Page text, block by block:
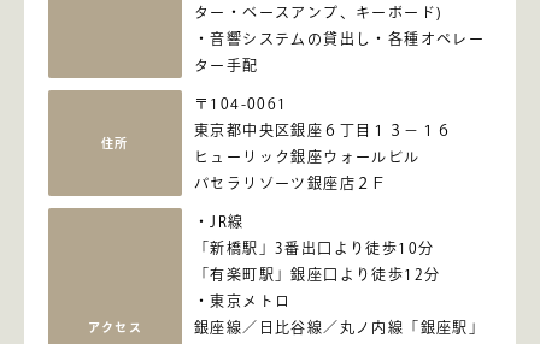
ター・ベースアンプ、キーボード)
音響システムの貸出し・各種オペレー
ター手配
住所
〒104-0061
東京都中央区銀座６丁目１３－１６
ヒューリック銀座ウォールビル
パセラリゾーツ銀座店２Ｆ
アクセス
JR線
「新橋駅」3番出口より徒歩10分
「有楽町駅」銀座口より徒歩12分
東京メトロ
銀座線／日比谷線／丸ノ内線「銀座駅」